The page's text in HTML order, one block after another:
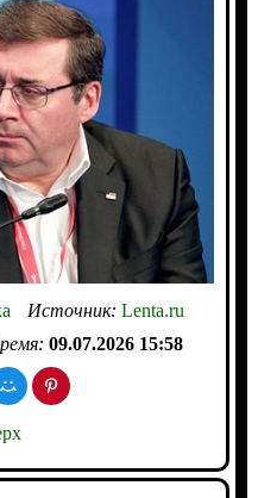
Источник: Lenta.ru
09.07.2026 15:58